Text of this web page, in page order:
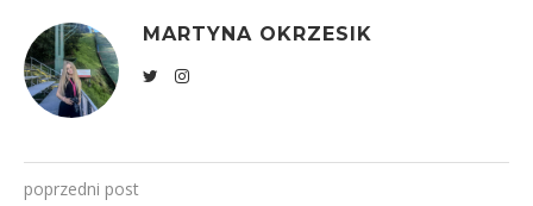
MARTYNA OKRZESIK
poprzedni post